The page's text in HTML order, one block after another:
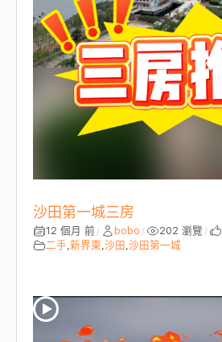
沙田第一城三房
12 個月 前 / bobo / 202 瀏覽 /
二手,新界東,沙田 ,沙田第一城